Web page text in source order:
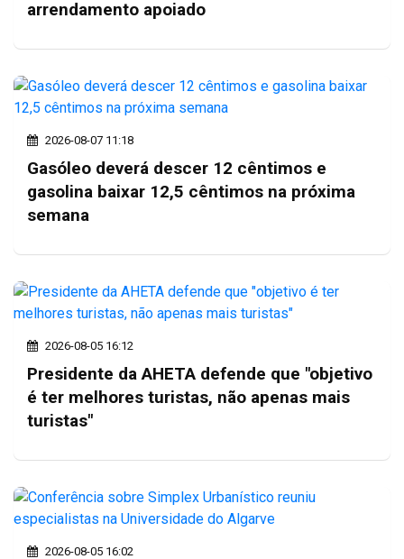
arrendamento apoiado
2026-08-07 11:18
Gasóleo deverá descer 12 cêntimos e
gasolina baixar 12,5 cêntimos na próxima
semana
2026-08-05 16:12
Presidente da AHETA defende que "objetivo
é ter melhores turistas, não apenas mais
turistas"
2026-08-05 16:02